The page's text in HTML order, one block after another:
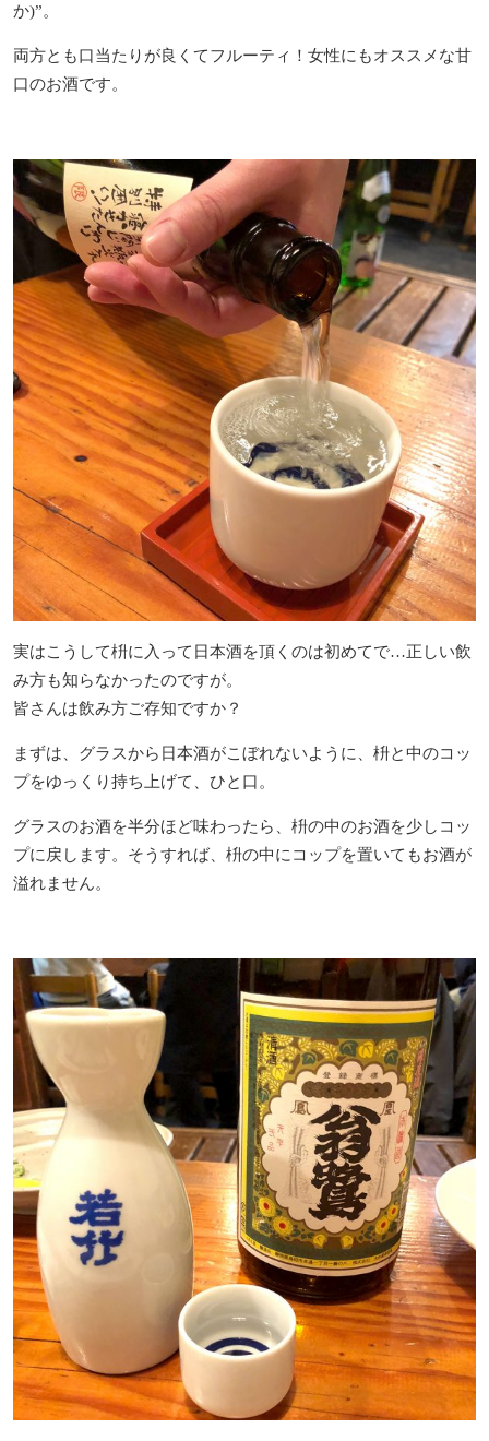
か)”。
両方とも口当たりが良くてフルーティ！女性にもオススメな甘
口のお酒です。
実はこうして枡に入って日本酒を頂くのは初めてで…正しい飲
み方も知らなかったのですが。
皆さんは飲み方ご存知ですか？
まずは、グラスから日本酒がこぼれないように、枡と中のコッ
プをゆっくり持ち上げて、ひと口。
グラスのお酒を半分ほど味わったら、枡の中のお酒を少しコッ
プに戻します。そうすれば、枡の中にコップを置いてもお酒が
溢れません。